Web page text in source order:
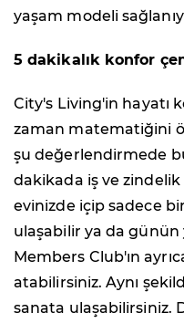
yaşam modeli
5 dakikalık konfor
City's Living'in hayatı
zaman matematiğini
şu değerlendirmede
dakikada iş ve
evinizde içip sadece
ulaşabilir ya da
Members Club'ın
atabilirsiniz. Aynı
sanata ulaşabilirsiniz.